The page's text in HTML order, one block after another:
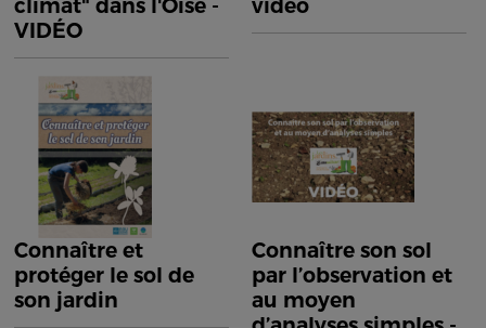
climat" dans l'Oise -
VIDÉO
vidéo
Connaître et
protéger le sol de
son jardin
Connaître son sol
par l’observation et
au moyen